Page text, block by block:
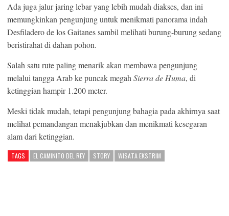
Ada juga jalur jaring lebar yang lebih mudah diakses, dan ini
memungkinkan pengunjung untuk menikmati panorama indah
Desfiladero de los Gaitanes sambil melihati burung-burung sedang
beristirahat di dahan pohon.
Salah satu rute paling menarik akan membawa pengunjung
melalui tangga Arab ke puncak megah Sierra de Huma, di
ketinggian hampir 1.200 meter.
Meski tidak mudah, tetapi pengunjung bahagia pada akhirnya saat
melihat pemandangan menakjubkan dan menikmati kesegaran
alam dari ketinggian.
TAGS EL CAMINITO DEL REY STORY WISATA EKSTRIM